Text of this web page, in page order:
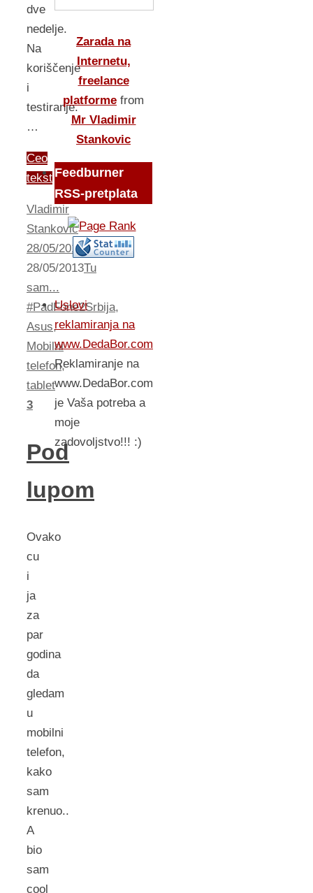
dve
nedelje.
Na
koriščenje
i
testiranje.
…
Ceo
tekst
Vladimir
Stankovic
28/05/2013
28/05/2013Tu
sam...
#PadFone2Srbija,
Asus,
Mobilni
telefon,
tablet
3
Pod
lupom
Ovako
cu
i
ja
za
par
godina
da
gledam
u
mobilni
telefon,
kako
sam
krenuo..
A
bio
sam
cool
Zarada na
Internetu,
freelance
platforme from
Mr Vladimir
Stankovic
Feedburner
RSS-pretplata
Uslovi
reklamiranja na
www.DedaBor.com
Reklamiranje na
www.DedaBor.com
je Vaša potreba a
moje
zadovoljstvo!!! :)